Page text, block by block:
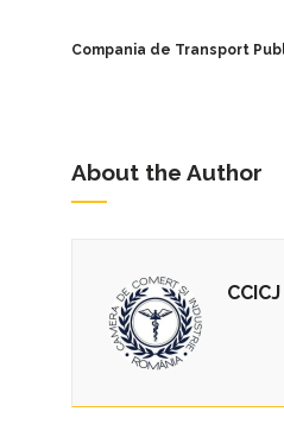
Compania de Transport
About the Author
CCICJ